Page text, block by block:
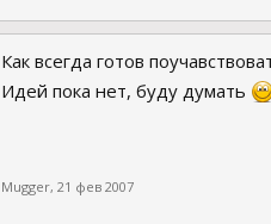
Как всегда готов
Идей пока нет, буду думать
Mugger, 21 фев 2007